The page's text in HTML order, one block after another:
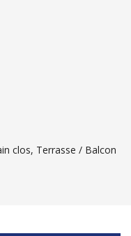
clos, Terrasse / Balcon